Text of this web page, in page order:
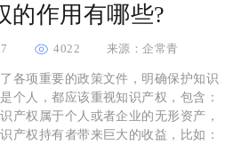
的作用有哪些?
4022 来源：企常青
项重要的政策文件，明确保护知识
个人，都应该重视知识产权，包含：
产权属于个人或者企业的无形资产，
产权持有者带来巨大的收益，比如：